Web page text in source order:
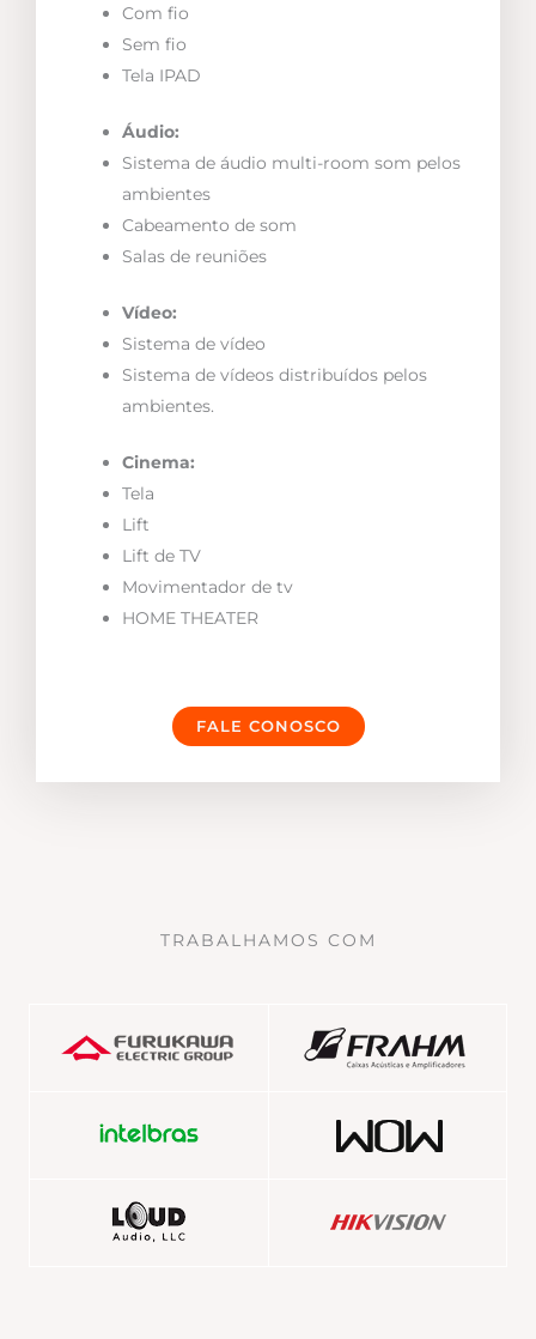
Com fio
Sem fio
Tela IPAD
Áudio:
Sistema de áudio multi-room som pelos
ambientes
Cabeamento de som
Salas de reuniões
Vídeo:
Sistema de vídeo
Sistema de vídeos distribuídos pelos
ambientes.
Cinema:
Tela
Lift
Lift de TV
Movimentador de tv
HOME THEATER
FALE CONOSCO
TRABALHAMOS COM